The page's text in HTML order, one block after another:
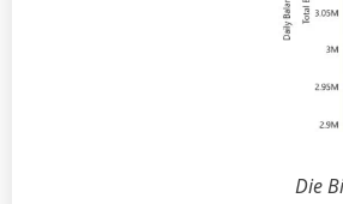
Die